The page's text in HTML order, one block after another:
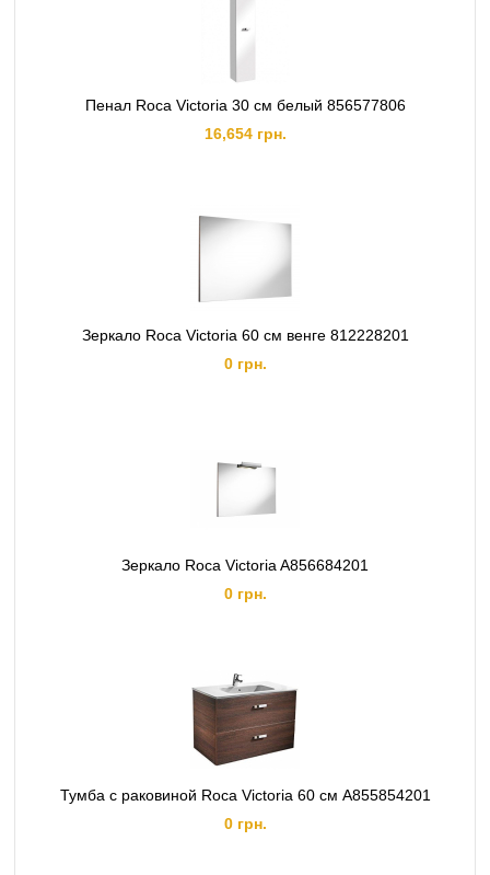
Пенал Roca Victoria 30 см белый 856577806
16,654 грн.
Зеркало Roca Victoria 60 см венге 812228201
0 грн.
Зеркало Roca Victoria A856684201
0 грн.
Тумба с раковиной Roca Victoria 60 см A855854201
0 грн.